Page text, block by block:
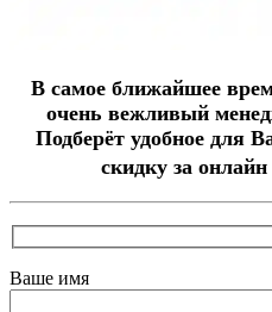
В самое ближайшее
очень вежливый
Подберёт удобное для
скидку за
Ваше имя